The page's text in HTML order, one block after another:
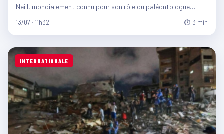
Neill, mondialement connu pour son rôle du paléontologue…
13/07 · 11h32 ⏱ 3 min
INTERNATIONALE